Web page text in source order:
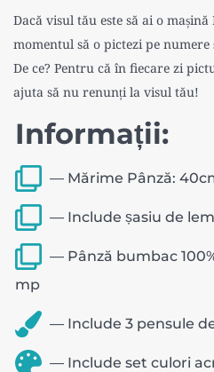
Dacă visul tău este să ai o mașină
momentul să o pictezi pe
De ce? Pentru că în fiecare zi
ajuta să nu renunți la visul tău!
Informații:
― Mărime Pânză:
― Include șasiu de
― Pânză bumbac
mp
― Include 3 pensule
― Include set culori